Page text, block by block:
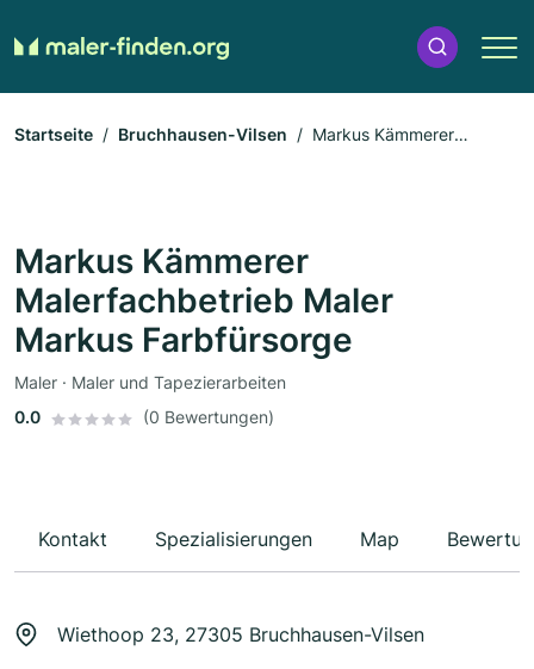
Startseite Bruchhausen-Vilsen
Markus Kämmerer
Markus Kämmerer
Malerfachbetrieb Maler
Markus Farbfürsorge
Maler · Maler und Tapezierarbeiten
0.0
(0 Bewertungen)
Kontakt Spezialisierungen Map
Wiethoop 23, 27305 Bruchhausen-Vilsen